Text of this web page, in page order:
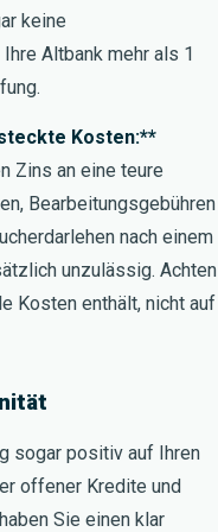
keine
Altbank mehr als 1
Kosten:**
Zins an eine teure
Bearbeitungsgebühren
nach einem
unzulässig. Achten
Kosten enthält, nicht auf
sogar positiv auf Ihren
offener Kredite und
Sie einen klar